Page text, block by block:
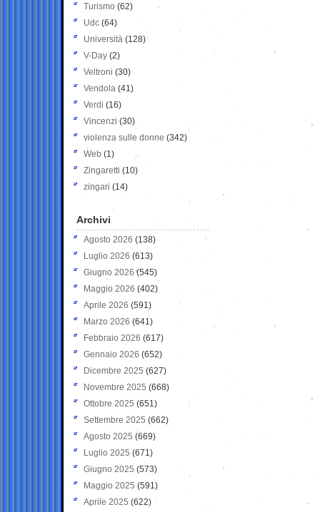
Turismo (62)
Udc (64)
Università (128)
V-Day (2)
Veltroni (30)
Vendola (41)
Verdi (16)
Vincenzi (30)
violenza sulle donne (342)
Web (1)
Zingaretti (10)
zingari (14)
Archivi
Agosto 2026 (138)
Luglio 2026 (613)
Giugno 2026 (545)
Maggio 2026 (402)
Aprile 2026 (591)
Marzo 2026 (641)
Febbraio 2026 (617)
Gennaio 2026 (652)
Dicembre 2025 (627)
Novembre 2025 (668)
Ottobre 2025 (651)
Settembre 2025 (662)
Agosto 2025 (669)
Luglio 2025 (671)
Giugno 2025 (573)
Maggio 2025 (591)
Aprile 2025 (622)